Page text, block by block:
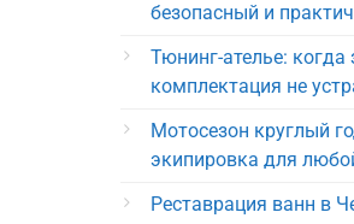
безопасный и
Тюнинг-ателье: когда
комплектация не
Мотосезон круглый
экипировка для
Реставрация ванн в